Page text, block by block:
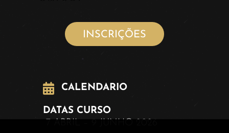
INSCRIÇÕES
CALENDARIO
DATAS CURSO